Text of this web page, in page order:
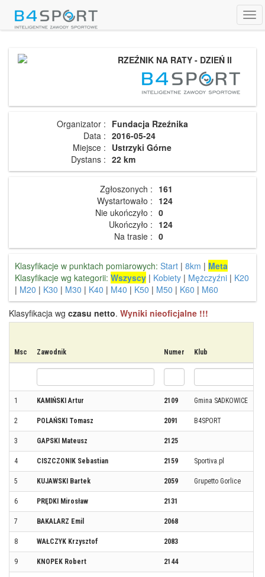
RZEŹNIK NA RATY - DZIEŃ II
Organizator : Fundacja Rzeźnika
Data : 2016-05-24
Miejsce : Ustrzyki Górne
Dystans : 22 km
Zgłoszonych : 161
Wystartowało : 124
Nie ukończyło : 0
Ukończyło : 124
Na trasie : 0
Klasyfikacje w punktach pomiarowych: Start | 8km | Meta
Klasyfikacje wg kategorii: Wszyscy | Kobiety | Mężczyźni | K20
| M20 | K30 | M30 | K40 | M40 | K50 | M50 | K60 | M60
Klasyfikacja wg czasu netto. Wyniki nieoficjalne !!!
Msc Zawodnik Numer Klub
1 KAMIŃSKI Artur 2109 Gmina SADKOWICE
2 POLAŃSKI Tomasz 2091 B4SPORT
3 GAPSKI Mateusz 2125
4 CISZCZONIK Sebastian 2159 Sportiva.pl
5 KUJAWSKI Bartek 2059 Grupetto Gorlice
6 PRĘDKI Mirosław 2131
7 BAKALARZ Emil 2068
8 WAŁCZYK Krzysztof 2083
9 KNOPEK Robert 2144